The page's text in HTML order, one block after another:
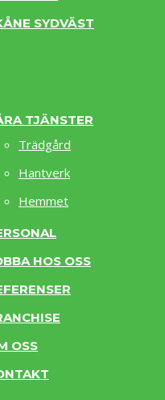
SYDVÄST
TJÄNSTER
Trädgård
Hantverk
Hemmet
HOS OSS
OSS